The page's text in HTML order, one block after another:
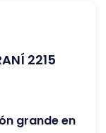
2215
grande en